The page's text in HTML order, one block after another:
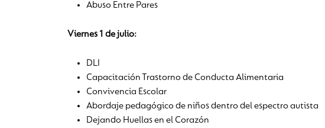
Abuso Entre Pares
Viernes 1 de julio:
DLI
Capacitación Trastorno de Conducta Alimentaria
Convivencia Escolar
Abordaje pedagógico de niños dentro del espectro autista
Dejando Huellas en el Corazón